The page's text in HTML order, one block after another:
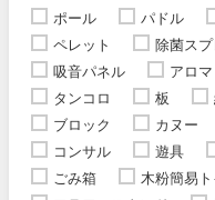
ポール
パドル
ペレット
除菌スプ
吸音パネル
アロマ
タンコロ
板
ブロック
カヌー
コンサル
遊具
ごみ箱
木粉簡易ト